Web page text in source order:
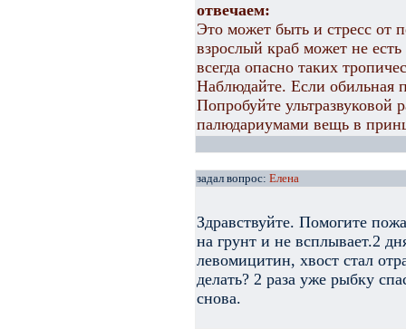
отвечаем:
Это может быть и стресс от
взрослый краб может не
всегда опасно таких
Наблюдайте. Если обильная
Попробуйте ультразвуковой
палюдариумами вещь в
задал вопрос: Елена
Здравствуйте. Помогите
на грунт и не всплывает.2
левомицитин, хвост стал
делать? 2 раза уже рыбку
снова.